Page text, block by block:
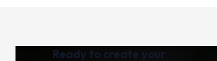
Ready to create your